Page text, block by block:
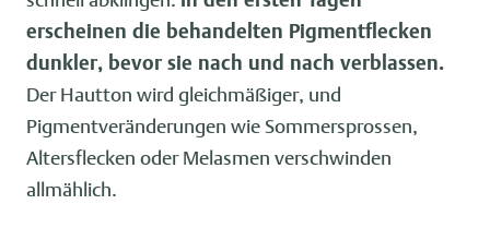
erscheinen die behandelten Pigmentflecken
dunkler, bevor sie nach und nach verblassen.
Der Hautton wird gleichmäßiger, und
Pigmentveränderungen wie Sommersprossen,
Altersflecken oder Melasmen verschwinden
allmählich.